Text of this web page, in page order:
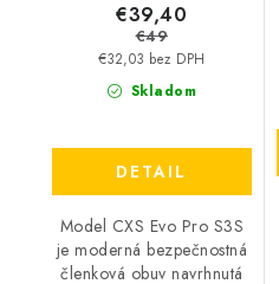
Skladom
€32,03 bez DPH
€39,40
€49
DETAIL
Model CXS Evo Pro S3S
je moderná bezpečnostná
členková obuv navrhnutá